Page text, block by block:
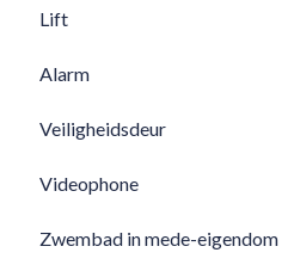
Lift
Alarm
Veiligheidsdeur
Videophone
Zwembad in mede-eigendom